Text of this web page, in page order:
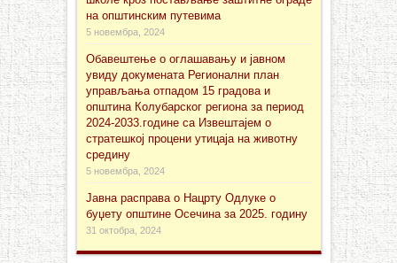
на општинским путевима
5 новембра, 2024
Обавештење о оглашавању и јавном
увиду докуменaта Регионални план
управљања отпадом 15 градова и
општина Колубарског региона за период
2024-2033.године са Извештајем о
стратешкој процени утицаја на животну
средину
5 новембра, 2024
Јавна расправа о Нацрту Одлуке о
буџету општине Осечина за 2025. годину
31 октобра, 2024